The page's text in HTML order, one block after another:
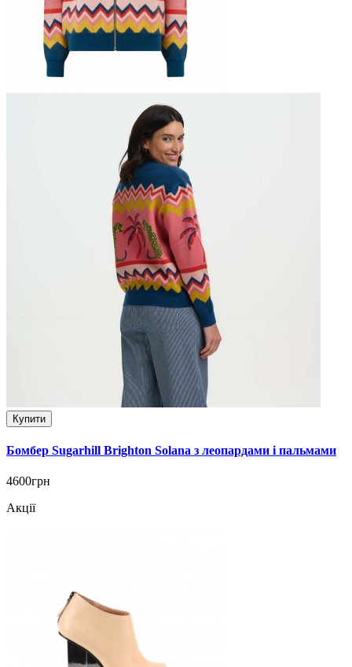
Купити
Бомбер Sugarhill Brighton Solana з леопардами і пальмами
4600грн
Акції